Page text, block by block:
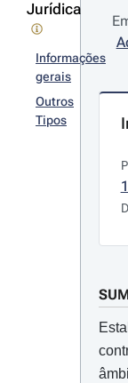
Jurídica
Informações
gerais
Outros
Tipos